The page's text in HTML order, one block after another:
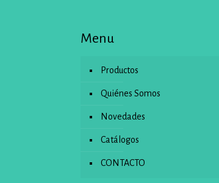
Menu
Productos
Quiénes Somos
Novedades
Catálogos
CONTACTO